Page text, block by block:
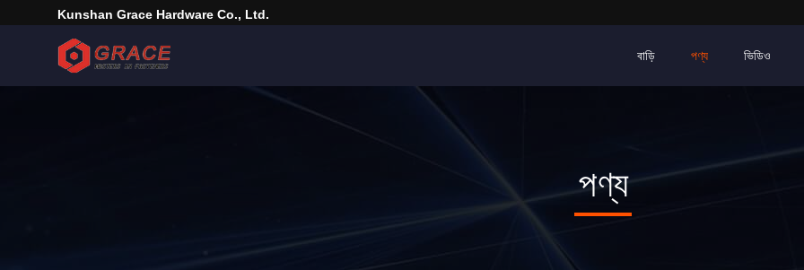
Kunshan Grace Hardware Co., Ltd.
বাড়ি পণ্য ভিডিও
পণ্য